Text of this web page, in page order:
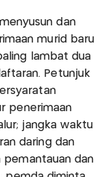
dan
murid baru
lambat dua
Petunjuk
penerimaan
jangka waktu
daring dan
pemantauan dan